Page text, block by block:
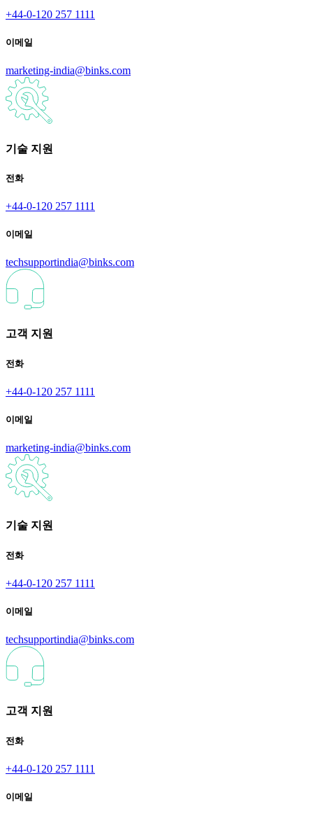
+44-0-120 257 1111
이메일
marketing-india@binks.com
기술 지원
전화
+44-0-120 257 1111
이메일
techsupportindia@binks.com
고객 지원
전화
+44-0-120 257 1111
이메일
marketing-india@binks.com
기술 지원
전화
+44-0-120 257 1111
이메일
techsupportindia@binks.com
고객 지원
전화
+44-0-120 257 1111
이메일